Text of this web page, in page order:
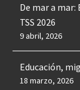
De mar a
TSS 2026
9 abril, 2026
Educación,
18 marzo, 2026